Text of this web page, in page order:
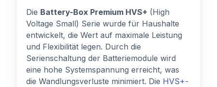
Die Battery-Box Premium HVS+ (High
Voltage Small) Serie wurde für Haushalte
entwickelt, die Wert auf maximale Leistung
und Flexibilität legen. Durch die
Serienschaltung der Batteriemodule wird
eine hohe Systemspannung erreicht, was
die Wandlungsverluste minimiert. Die HVS+-